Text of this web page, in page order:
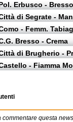
Erbusco - Bresso
di Segrate -
- Femm.
Bresso - Crema
di Brugherio -
- Fiamma
commentare questa news